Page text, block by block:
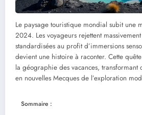
Le paysage touristique mondial subit une
2024. Les voyageurs rejettent
standardisées au profit d’immersions
devient une histoire à raconter. Cette
la géographie des vacances, transformant
en nouvelles Mecques de l’exploration
Sommaire :